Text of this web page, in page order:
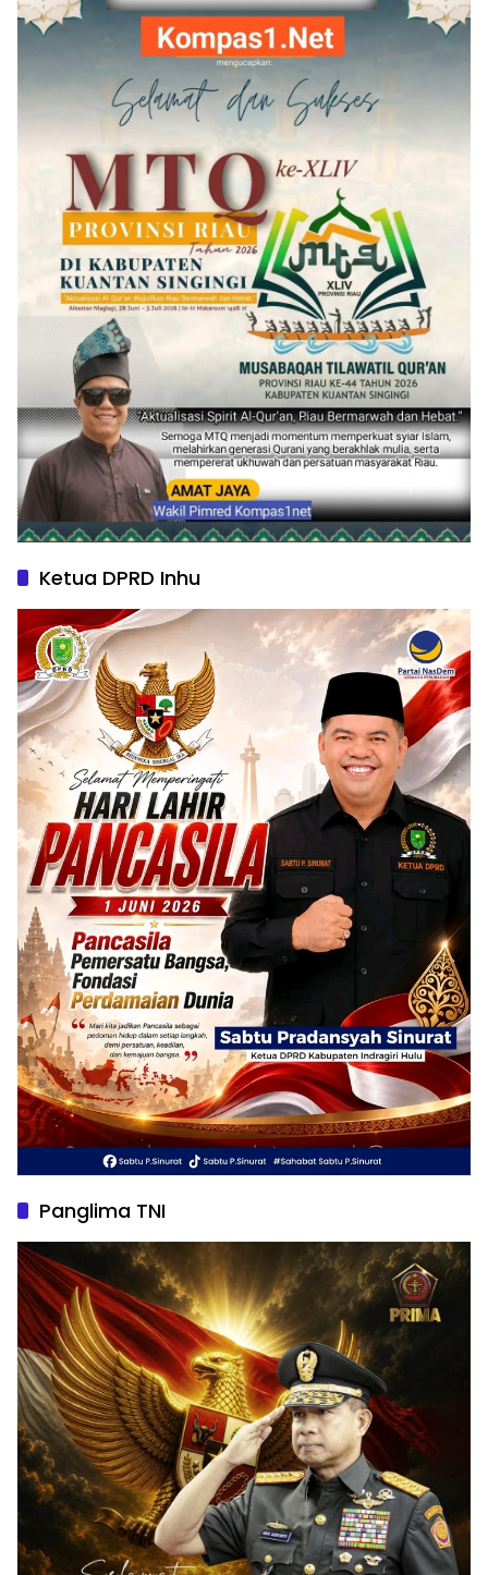
Ketua DPRD Inhu
Panglima TNI